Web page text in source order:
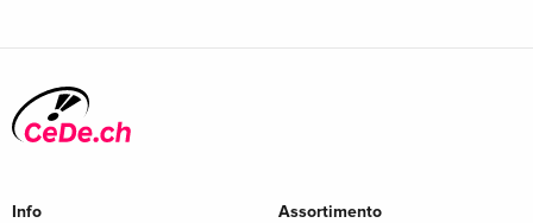
Info
Assortimento